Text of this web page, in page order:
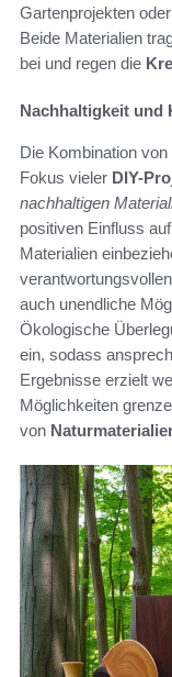
Gartenprojekten
Beide Materialien
bei und regen die
Nachhaltigkeit und
Die Kombination von
Fokus vieler DIY-
nachhaltigen
positiven Einfluss
Materialien
auch unendliche
Ökologische
ein, sodass
Ergebnisse erzielt
Möglichkeiten
von